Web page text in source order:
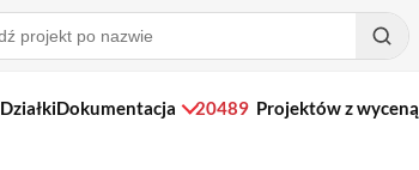
DziałkiDokumentacja 20489 Projektów z wyceną